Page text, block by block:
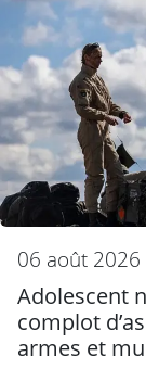
06 août 2026
Adolescent
complot
armes et